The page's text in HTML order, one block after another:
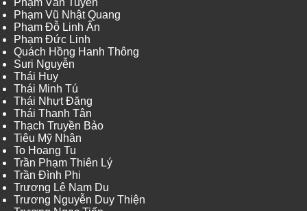
Phạm Văn Tuyền
Phạm Vũ Nhật Quang
Phạm Đỗ Linh Ấn
Phạm Đức Linh
Quách Hồng Hanh Thông
Suri Nguyễn
Thái Huy
Thái Minh Tú
Thái Nhựt Đăng
Thái Thanh Tân
Thạch Truyền Bảo
Tiêu Mỹ Nhân
To Hoang Tu
Trần Phạm Thiên Lý
Trần Đình Phi
Trương Lê Nam Du
Trương Nguyễn Duy Thiện